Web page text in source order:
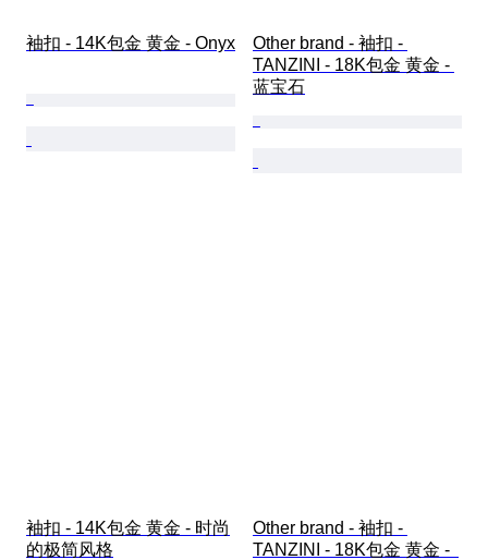
袖扣 - 14K包金 黄金 - Onyx
Other brand - 袖扣 -
TANZINI - 18K包金 黄金 -
蓝宝石
袖扣 - 14K包金 黄金 - 时尚
的极简风格
Other brand - 袖扣 -
TANZINI - 18K包金 黄金 -